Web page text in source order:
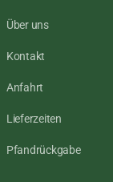
Über uns
Kontakt
Anfahrt
Lieferzeiten
Pfandrückgabe